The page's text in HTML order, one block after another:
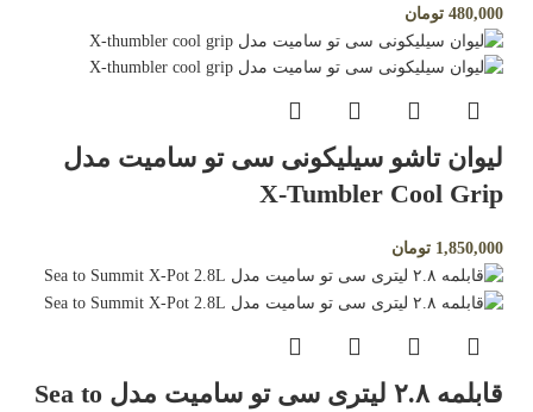
480,000 تومان
لیوان تاشو سیلیکونی سی تو سامیت مدل
X-Tumbler Cool Grip
1,850,000 تومان
قابلمه ۲.۸ لیتری سی تو سامیت مدل Sea to